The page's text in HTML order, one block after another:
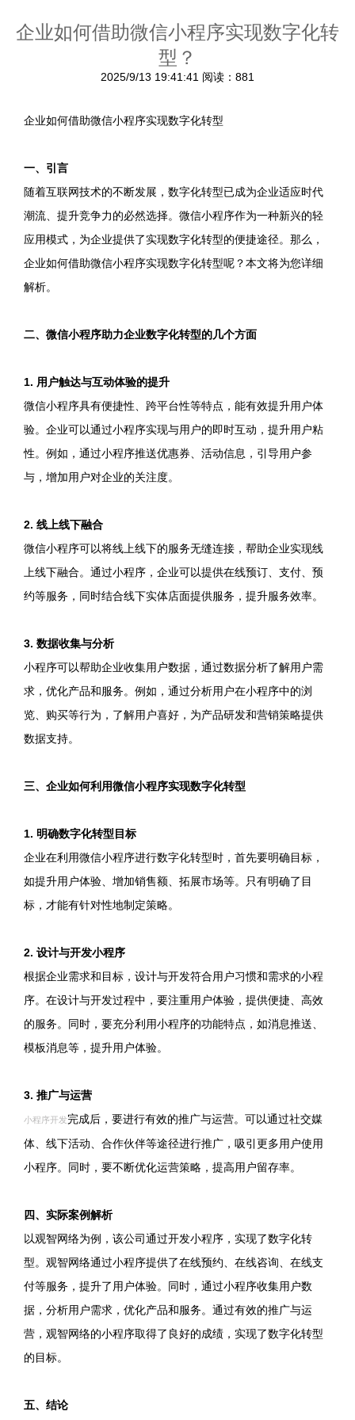
企业如何借助微信小程序实现数字化转
型？
2025/9/13 19:41:41 阅读：881
企业如何借助微信小程序实现数字化转型
一、引言
随着互联网技术的不断发展，数字化转型已成为企业适应时代
潮流、提升竞争力的必然选择。微信小程序作为一种新兴的轻
应用模式，为企业提供了实现数字化转型的便捷途径。那么，
企业如何借助微信小程序实现数字化转型呢？本文将为您详细
解析。
二、微信小程序助力企业数字化转型的几个方面
1. 用户触达与互动体验的提升
微信小程序具有便捷性、跨平台性等特点，能有效提升用户体
验。企业可以通过小程序实现与用户的即时互动，提升用户粘
性。例如，通过小程序推送优惠券、活动信息，引导用户参
与，增加用户对企业的关注度。
2. 线上线下融合
微信小程序可以将线上线下的服务无缝连接，帮助企业实现线
上线下融合。通过小程序，企业可以提供在线预订、支付、预
约等服务，同时结合线下实体店面提供服务，提升服务效率。
3. 数据收集与分析
小程序可以帮助企业收集用户数据，通过数据分析了解用户需
求，优化产品和服务。例如，通过分析用户在小程序中的浏
览、购买等行为，了解用户喜好，为产品研发和营销策略提供
数据支持。
三、企业如何利用微信小程序实现数字化转型
1. 明确数字化转型目标
企业在利用微信小程序进行数字化转型时，首先要明确目标，
如提升用户体验、增加销售额、拓展市场等。只有明确了目
标，才能有针对性地制定策略。
2. 设计与开发小程序
根据企业需求和目标，设计与开发符合用户习惯和需求的小程
序。在设计与开发过程中，要注重用户体验，提供便捷、高效
的服务。同时，要充分利用小程序的功能特点，如消息推送、
模板消息等，提升用户体验。
3. 推广与运营
小程序开发完成后，要进行有效的推广与运营。可以通过社交媒
体、线下活动、合作伙伴等途径进行推广，吸引更多用户使用
小程序。同时，要不断优化运营策略，提高用户留存率。
四、实际案例解析
以观智网络为例，该公司通过开发小程序，实现了数字化转
型。观智网络通过小程序提供了在线预约、在线咨询、在线支
付等服务，提升了用户体验。同时，通过小程序收集用户数
据，分析用户需求，优化产品和服务。通过有效的推广与运
营，观智网络的小程序取得了良好的成绩，实现了数字化转型
的目标。
五、结论